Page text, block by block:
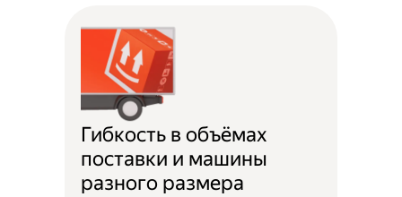
Гибкость в объёмах
поставки и машины
разного размера